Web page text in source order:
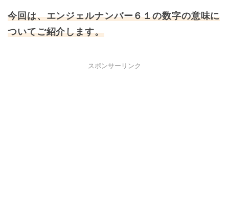
今回は、エンジェルナンバー６１の数字の意味に
ついてご紹介します。
スポンサーリンク